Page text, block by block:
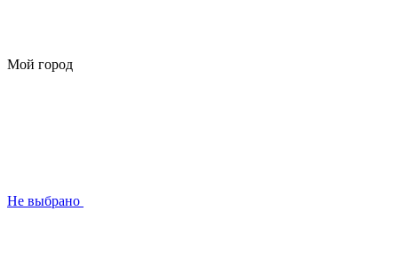
Мой город
Не выбрано